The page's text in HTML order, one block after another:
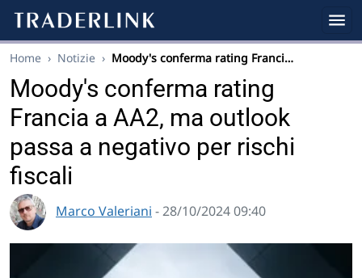
Home › Notizie › Moody's conferma rating Franci…
Moody's conferma rating
Francia a AA2, ma outlook
passa a negativo per rischi
fiscali
Marco Valeriani - 28/10/2024 09:40